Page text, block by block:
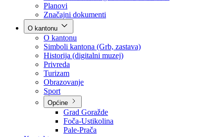
Ekspoze premijera
Strategije
Dokument okvirnog budžeta 2024-2026
Planovi
Značajni dokumenti
O kantonu
O kantonu
Simboli kantona (Grb, zastava)
Historija (digitalni muzej)
Privreda
Turizam
Obrazovanje
Općine